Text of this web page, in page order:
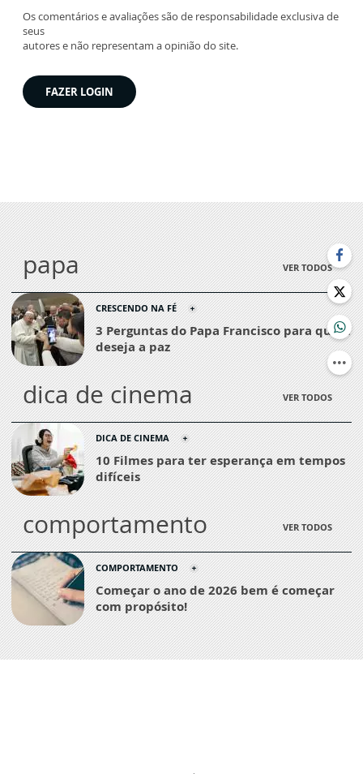
Os comentários e avaliações são de responsabilidade exclusiva de
seus
autores e não representam a opinião do site.
FAZER LOGIN
papa VER TODOS
CRESCENDO NA FÉ
3 Perguntas do Papa Francisco para quem
deseja a paz
dica de cinema VER TODOS
DICA DE CINEMA
10 Filmes para ter esperança em tempos
difíceis
comportamento VER TODOS
COMPORTAMENTO
Começar o ano de 2026 bem é começar
com propósito!